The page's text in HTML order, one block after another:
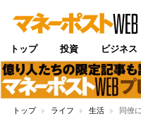
トップ 投資 ビジネス
トップ ライフ 生活 同僚